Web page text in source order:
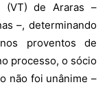
(VT) de Araras –
–, determinando
proventos de
processo, o sócio
não foi unânime –